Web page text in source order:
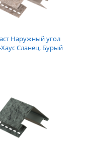
Наружный угол
Сланец, Бурый